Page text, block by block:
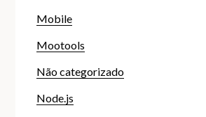
Mobile
Mootools
Não categorizado
Node.js